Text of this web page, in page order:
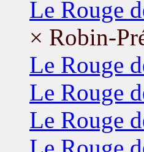
Le Rouge
× Robin-
Le Rouge
Le Rouge
Le Rouge